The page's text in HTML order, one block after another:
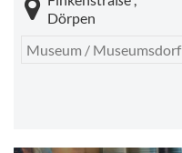
Dörpen
Museum / Museumsdorf